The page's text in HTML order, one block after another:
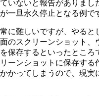
いないと報告がありまし
一旦永久停止となる例で
に難しいですが、やると
のスクリーンショット、
保存するといったところ
ーンショットに保存する
かってしまうので、現実